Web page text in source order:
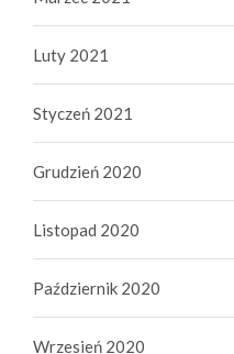
Luty 2021
Styczeń 2021
Grudzień 2020
Listopad 2020
Październik 2020
Wrzesień 2020